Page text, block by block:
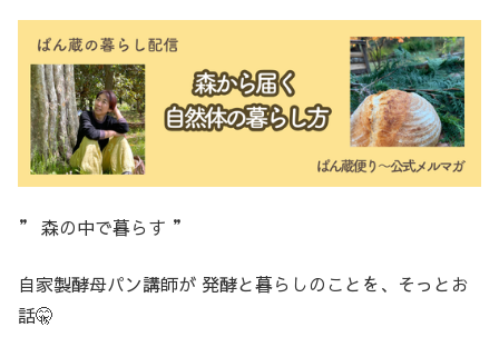
” 森の中で暮らす ”
自家製酵母パン講師が 発酵と暮らしのことを、そっとお
話🤫